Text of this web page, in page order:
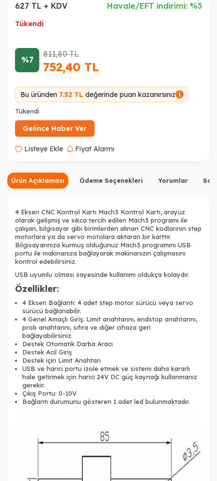
627 TL + KDV
Havale/EFT indirimi: %3
Tükendi
%7
811,80TL
752,40 TL
Bu üründen 7.52 TL değerinde puan kazanırsınız i
Tükendi
Gelince Haber Ver
Listeye Ekle Fiyat Alarmı
Ürün Açıklaması Ödeme Seçenekleri Yorumlar
4 Eksen CNC Kontrol Kartı Mach3 Kontrol Kartı, arayüz
olarak gelişmiş ve sıkca tercih edilen Mach3 programı ile
çalışan, bilgisayar gibi birimlerden alınan CNC kodlarının step
motorlara ya da servo motolara aktaran bir karttır.
Bilgisayarınıza kurmuş olduğunuz Mach3 programını USB
portu ile makinanıza bağlayarak makinanızın çalışmasını
kontrol edebilirsiniz.
USB uyumlu olması sayesinde kullanımı oldukça kolaydır.
Özellikler:
4 Eksen Bağlantı: 4 adet step motor sürücü veya servo
sürücü bağlanabilir.
4 Genel Amaçlı Giriş: Limit anahtarını, endstop anahtarını,
prob anahtarını, sıfıra ve diğer cihaza geri
bağlayabilirsiniz.
Destek Otomatik Darba Aracı
Destek Acil Giriş
Destek için Limit Anahtarı
USB ve harici portu izole etmek ve sistemi daha kararlı
hale getirmek için harici 24V DC güç kaynağı kullanmanız
gerekir.
Çıkış Portu: 0-10V
Bağlantı durumunu gösteren 1 adet led bulunmaktadır.